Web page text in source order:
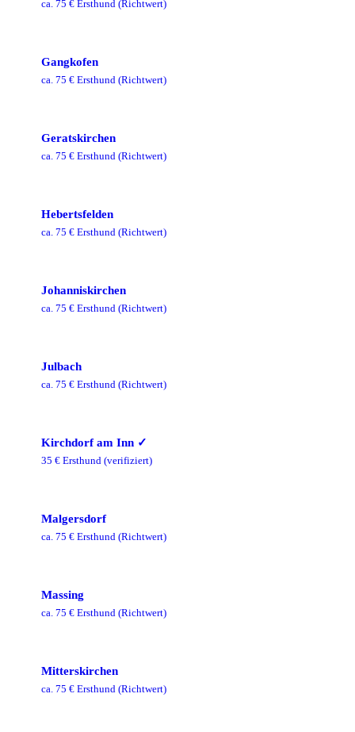
ca. 75 € Ersthund (Richtwert)
Gangkofen
ca. 75 € Ersthund (Richtwert)
Geratskirchen
ca. 75 € Ersthund (Richtwert)
Hebertsfelden
ca. 75 € Ersthund (Richtwert)
Johanniskirchen
ca. 75 € Ersthund (Richtwert)
Julbach
ca. 75 € Ersthund (Richtwert)
Kirchdorf am Inn ✓
35 € Ersthund (verifiziert)
Malgersdorf
ca. 75 € Ersthund (Richtwert)
Massing
ca. 75 € Ersthund (Richtwert)
Mitterskirchen
ca. 75 € Ersthund (Richtwert)